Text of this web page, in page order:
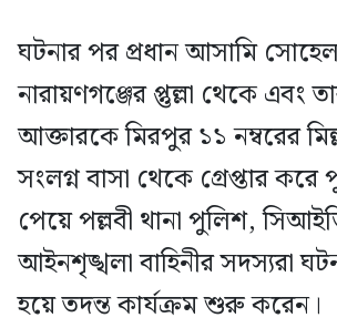
ঘটনার পর প্রধান আসামি
নারায়ণগঞ্জের প্তুল্লা থেকে এবং তার
আক্তারকে মিরপুর ১১ নম্বরের
সংলগ্ন বাসা থেকে গ্রেপ্তার
পেয়ে পল্লবী থানা পুলিশ,
আইনশৃঙ্খলা বাহিনীর সদস্যরা
হয়ে তদন্ত কার্যক্রম শুরু করেন।